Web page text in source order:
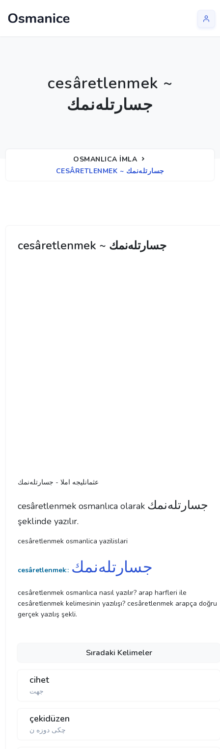
cesâretlenmek ~
جسارتلەنمك
OSMANLICA İMLA
CESÂRETLENMEK ~ جسارتلەنمك
cesâretlenmek ~ جسارتلەنمك
عثمانليجه املا - جسارتلەنمك
cesâretlenmek osmanlıca olarak جسارتلەنمك
şeklinde yazılır.
cesâretlenmek osmanlica yazilislari
cesâretlenmek:: جسارتلەنمك
cesâretlenmek osmanlıca nasıl yazılır? arap harfleri ile
cesâretlenmek kelimesinin yazılışı? cesâretlenmek arapça doğru
gerçek yazılış şekli.
Sıradaki Kelimeler
cihet
جهت
çekidüzen
چكی دوزه ن